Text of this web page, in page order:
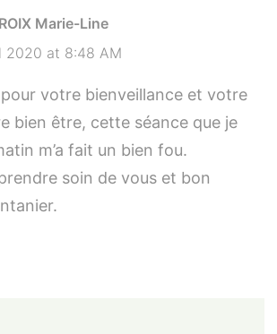
Marie-Line
2020 at 8:48 AM
votre bienveillance et votre
bien être, cette séance que je
m’a fait un bien fou.
soin de vous et bon